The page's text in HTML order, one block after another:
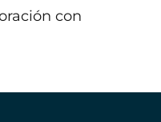
con